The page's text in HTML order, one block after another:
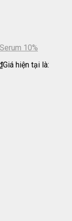
10%
Giá hiện tại là: